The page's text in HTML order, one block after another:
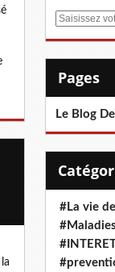
E
Pages
Le Blog
#La vie